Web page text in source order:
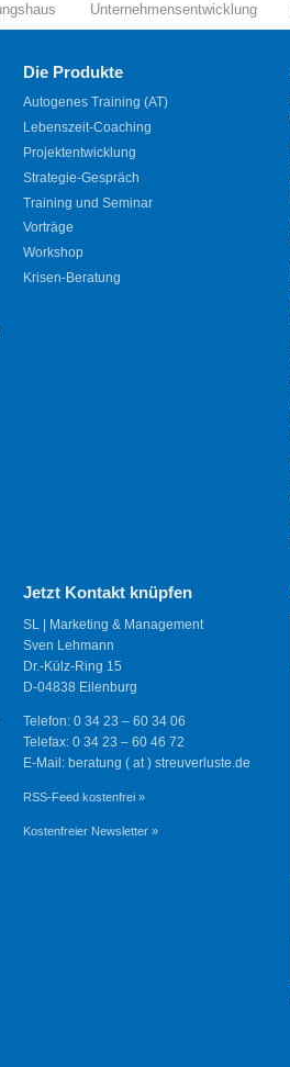
Unternehmensentwicklung
Die Produkte
Autogenes Training (AT)
Lebenszeit-Coaching
Projektentwicklung
Strategie-Gespräch
Training und Seminar
Vorträge
Workshop
Krisen-Beratung
Jetzt Kontakt knüpfen
SL | Marketing & Management
Sven Lehmann
Dr.-Külz-Ring 15
D-04838 Eilenburg
Telefon: 0 34 23 – 60 34 06
Telefax: 0 34 23 – 60 46 72
E-Mail: beratung ( at ) streuverluste.de
RSS-Feed kostenfrei »
Kostenfreier Newsletter »